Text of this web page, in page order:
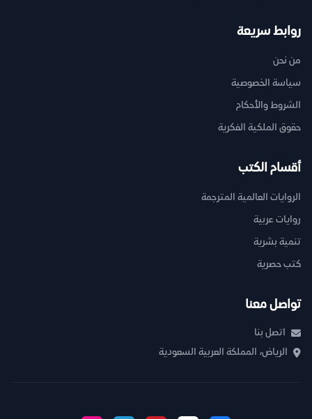
روابط سريعة
من نحن
سياسة الخصوصية
الشروط والأحكام
حقوق الملكية الفكرية
أقسام الكتب
الروايات العالمية المترجمة
روايات عربية
تنمية بشرية
كتب حصرية
تواصل معنا
اتصل بنا
الرياض، المملكة العربية السعودية